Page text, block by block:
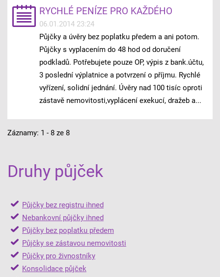
RYCHLÉ PENÍZE PRO KAŽDÉHO
06.01.2014 23:24
Půjčky a úvěry bez poplatku předem a ani potom.
Půjčky s vyplacením do 48 hod od doručení
podkladů. Potřebujete pouze OP, výpis z bank.účtu,
3 poslední výplatnice a potvrzení o příjmu. Rychlé
vyřízení, solidní jednání. Úvěry nad 100 tisíc oproti
zástavě nemovitosti,vyplácení exekucí, dražeb a...
Záznamy: 1 - 8 ze 8
Druhy půjček
Půjčky bez registru ihned
Nebankovní půjčky ihned
Půjčky bez poplatku předem
Půjčky se zástavou nemovitosti
Půjčky pro živnostníky
Konsolidace půjček